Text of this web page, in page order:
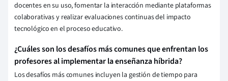
docentes en su uso, fomentar la interacción mediante plataformas
colaborativas y realizar evaluaciones continuas del impacto
tecnológico en el proceso educativo.
¿Cuáles son los desafíos más comunes que enfrentan los
profesores al implementar la enseñanza híbrida?
Los desafíos más comunes incluyen la gestión de tiempo para